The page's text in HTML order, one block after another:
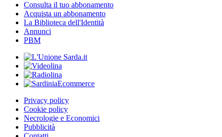
Consulta il tuo abbonamento
Acquista un abbonamento
La Biblioteca dell'Identità
Annunci
PBM
Privacy policy
Cookie policy
Necrologie e Economici
Pubblicità